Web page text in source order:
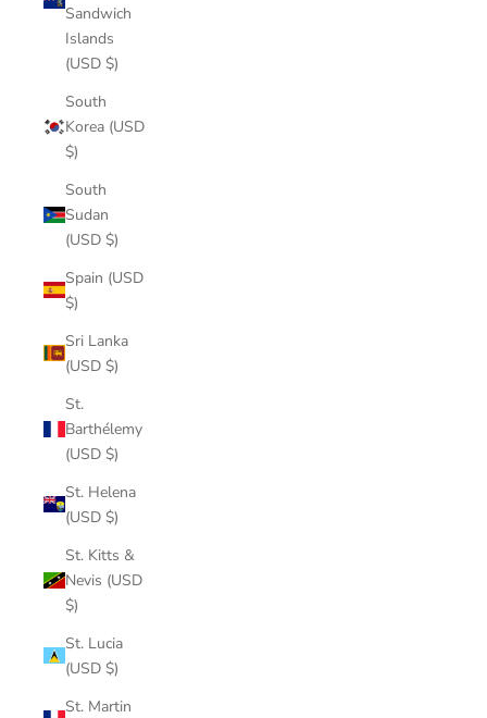
Sandwich
Islands
(USD $)
South
Korea (USD
$)
South
Sudan
(USD $)
Spain (USD
$)
Sri Lanka
(USD $)
St.
Barthélemy
(USD $)
St. Helena
(USD $)
St. Kitts &
Nevis (USD
$)
St. Lucia
(USD $)
St. Martin